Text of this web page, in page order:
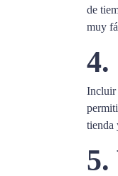
de
muy
4.
Incluir
tienda
5.